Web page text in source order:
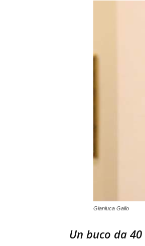
Gianluca Gallo
Un buco da